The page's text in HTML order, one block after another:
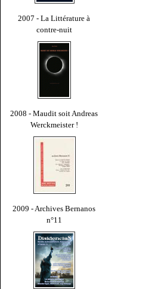
2007 - La Littérature à
contre-nuit
2008 - Maudit soit Andreas
Werckmeister !
2009 - Archives Bernanos
n°11